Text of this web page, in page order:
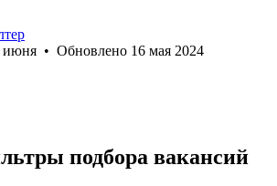
июня • Обновлено 16 мая 2024
подбора вакансий